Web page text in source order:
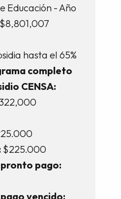
Educación - Año
hasta el 65%
completo
CENSA:
$225.000
pago:
vencido: